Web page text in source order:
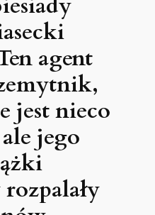
agent
jest nieco
jego